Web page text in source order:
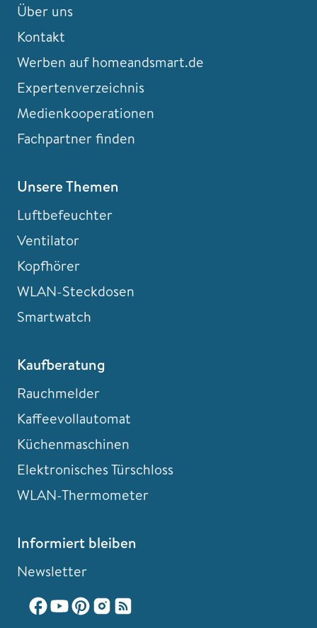
Über uns
Kontakt
Werben auf homeandsmart.de
Expertenverzeichnis
Medienkooperationen
Fachpartner finden
Unsere Themen
Luftbefeuchter
Ventilator
Kopfhörer
WLAN-Steckdosen
Smartwatch
Kaufberatung
Rauchmelder
Kaffeevollautomat
Küchenmaschinen
Elektronisches Türschloss
WLAN-Thermometer
Informiert bleiben
Newsletter